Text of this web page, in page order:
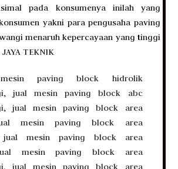
pada konsumenya inilah yang
yakni para pengusaha paving
menaruh kepercayaan yang tinggi
TEKNIK